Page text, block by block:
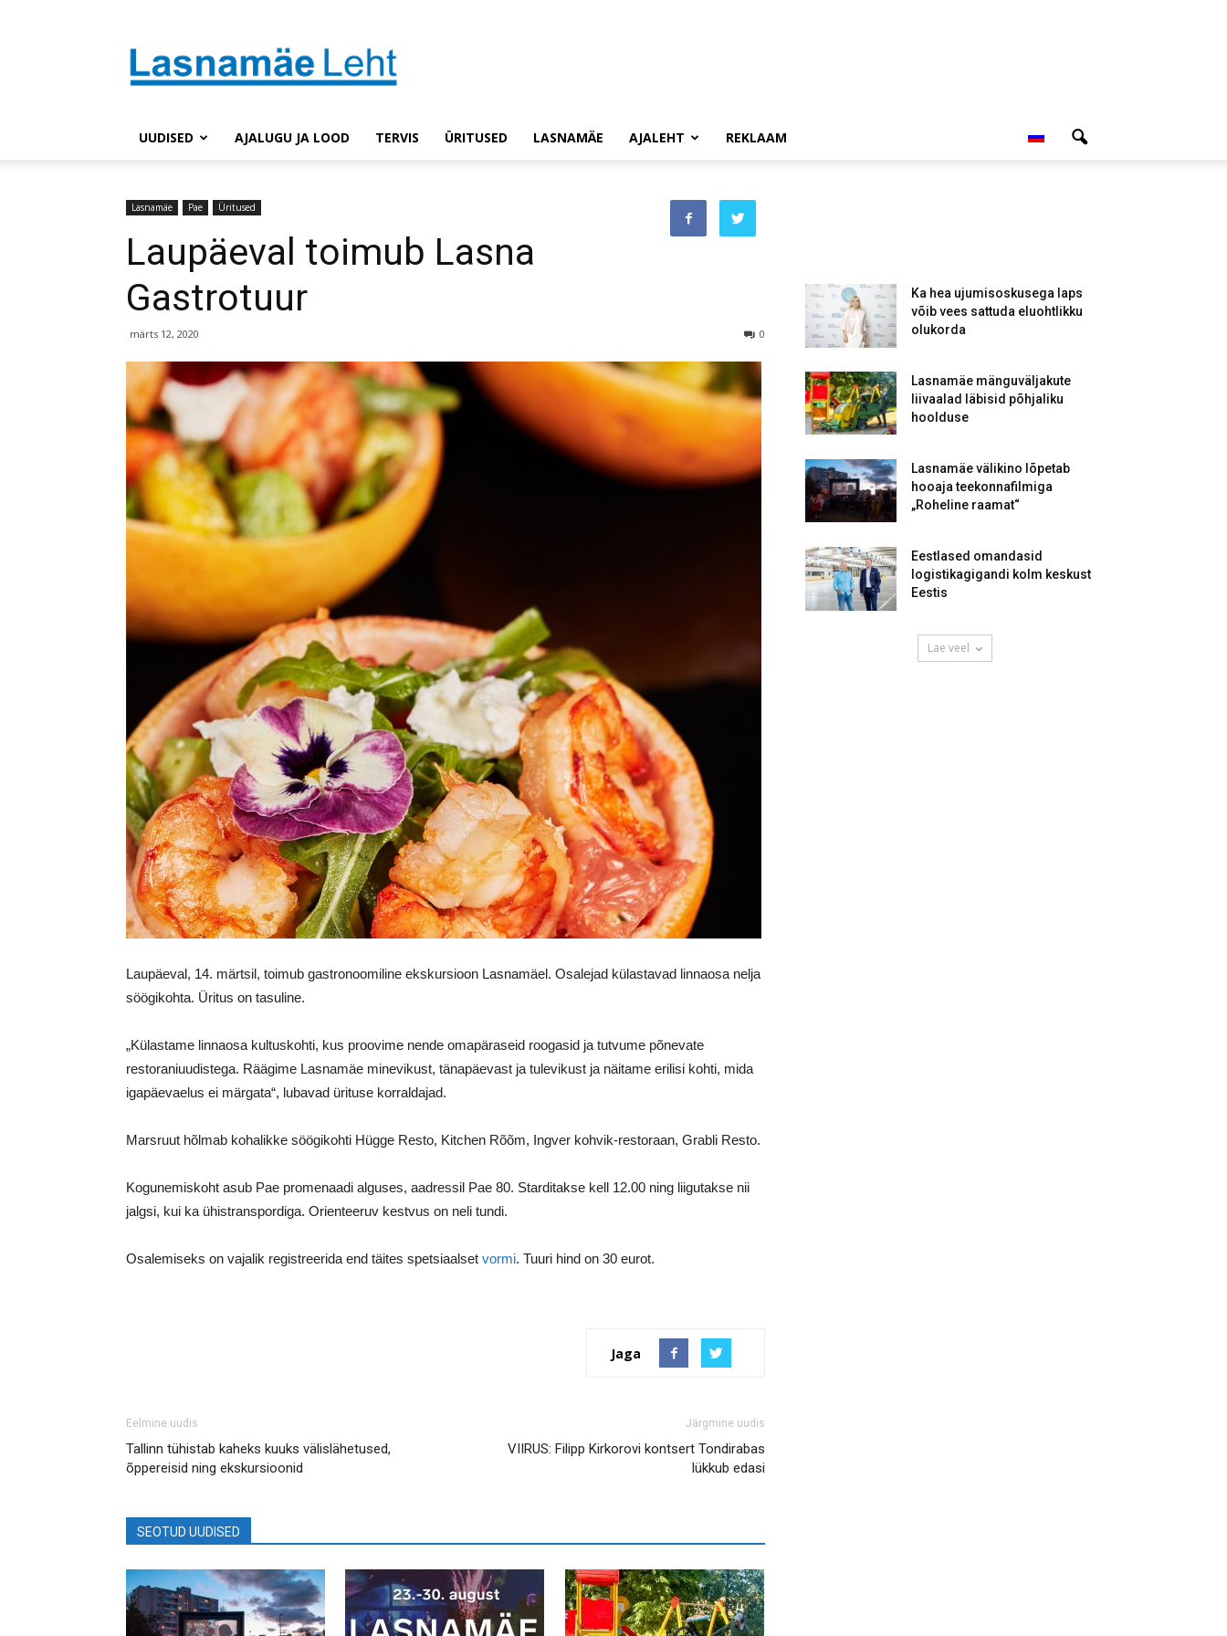
UUDISED AJALUGU JA LOOD TERVIS ÜRITUSED LASNAMÄE AJALEHT REKLAAM
Lasnamäe Pae Üritused
Laupäeval toimub Lasna
Gastrotuur
märts 12, 2020 0
Laupäeval, 14. märtsil, toimub gastronoomiline ekskursioon Lasnamäel. Osalejad külastavad linnaosa nelja
söögikohta. Üritus on tasuline.
„Külastame linnaosa kultuskohti, kus proovime nende omapäraseid roogasid ja tutvume põnevate
restoraniuudistega. Räägime Lasnamäe minevikust, tänapäevast ja tulevikust ja näitame erilisi kohti, mida
igapäevaelus ei märgata“, lubavad ürituse korraldajad.
Marsruut hõlmab kohalikke söögikohti Hügge Resto, Kitchen Rõõm, Ingver kohvik-restoraan, Grabli Resto.
Kogunemiskoht asub Pae promenaadi alguses, aadressil Pae 80. Starditakse kell 12.00 ning liigutakse nii
jalgsi, kui ka ühistranspordiga. Orienteeruv kestvus on neli tundi.
Osalemiseks on vajalik registreerida end täites spetsiaalset vormi. Tuuri hind on 30 eurot.
Jaga
Eelmine uudis
Tallinn tühistab kaheks kuuks välislähetused,
õppereisid ning ekskursioonid
Järgmine uudis
VIIRUS: Filipp Kirkorovi kontsert Tondirabas
lükkub edasi
SEOTUD UUDISED
Ka hea ujumisoskusega laps
võib vees sattuda eluohtlikku
olukorda
Lasnamäe mänguväljakute
liivaalad läbisid põhjaliku
hoolduse
Lasnamäe välikino lõpetab
hooaja teekonnafilmiga
„Roheline raamat“
Eestlased omandasid
logistikagigandi kolm keskust
Eestis
Lae veel